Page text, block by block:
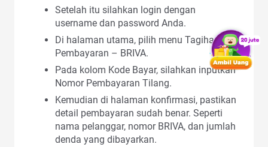
Setelah itu silahkan login dengan
username dan password Anda.
Di halaman utama, pilih menu Tagihan –
Pembayaran – BRIVA.
Pada kolom Kode Bayar, silahkan inputkan
Nomor Pembayaran Tilang.
Kemudian di halaman konfirmasi, pastikan
detail pembayaran sudah benar. Seperti
nama pelanggar, nomor BRIVA, dan jumlah
denda yang dibayarkan.